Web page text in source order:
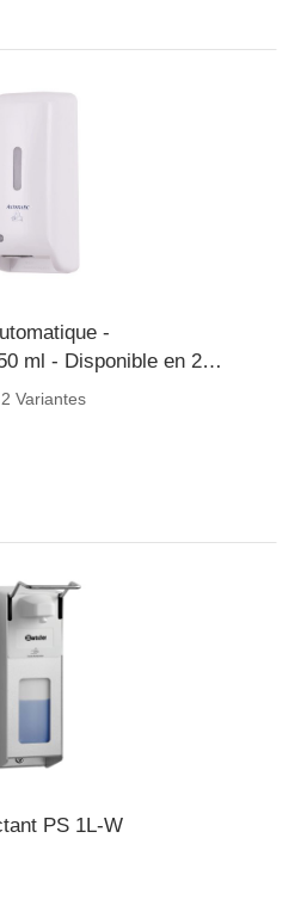
-
ml - Disponible en 2
2 Variantes
PS 1L-W